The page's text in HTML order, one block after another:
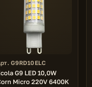
G9RD10ELC
G9 LED 10,0W
Micro 220V 6400K